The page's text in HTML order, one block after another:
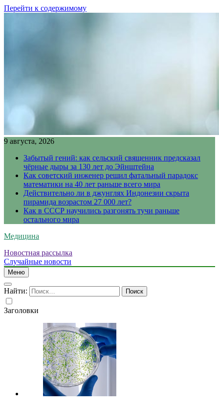
Перейти к содержимому
9 августа, 2026
Забытый гений: как сельский священник предсказал
чёрные дыры за 130 лет до Эйнштейна
Как советский инженер решил фатальный парадокс
математики на 40 лет раньше всего мира
Действительно ли в джунглях Индонезии скрыта
пирамида возрастом 27 000 лет?
Как в СССР научились разгонять тучи раньше
остального мира
Медицина
Новостная рассылка
Случайные новости
Меню
Найти:
Заголовки